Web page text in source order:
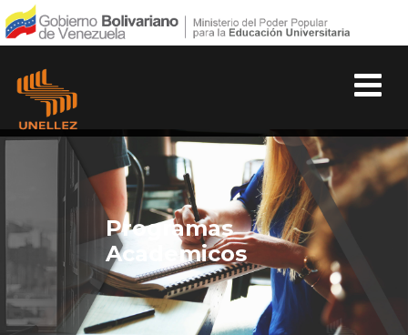
Programas
Academicos